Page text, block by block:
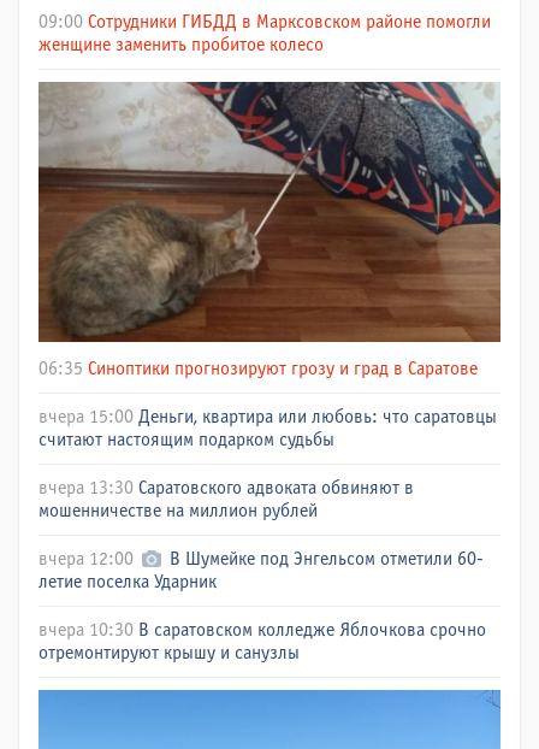
09:00 Сотрудники ГИБДД в Марксовском районе помогли
женщине заменить пробитое колесо
06:35 Синоптики прогнозируют грозу и град в Саратове
вчера 15:00 Деньги, квартира или любовь: что саратовцы
считают настоящим подарком судьбы
вчера 13:30 Саратовского адвоката обвиняют в
мошенничестве на миллион рублей
вчера 12:00
В Шумейке под Энгельсом отметили 60-
летие поселка Ударник
вчера 10:30 В саратовском колледже Яблочкова срочно
отремонтируют крышу и санузлы